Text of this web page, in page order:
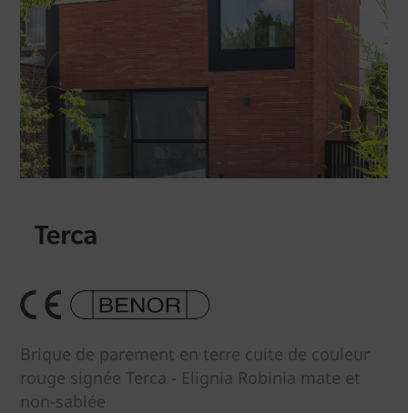
Brique de parement en terre cuite de couleur
rouge signée Terca - Elignia Robinia mate et
non-sablée